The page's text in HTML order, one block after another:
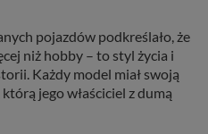
pojazdów podkreślało, że
niż hobby – to styl życia i
Każdy model miał swoją
jego właściciel z dumą